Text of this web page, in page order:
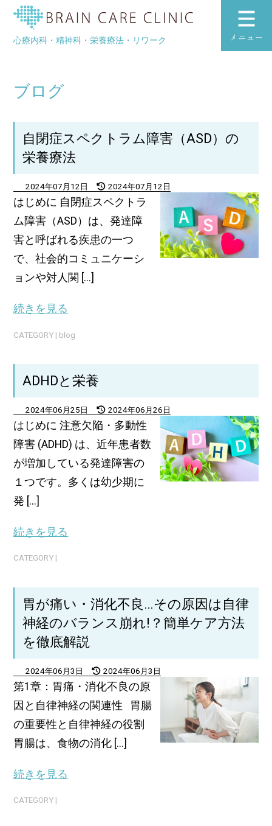
ブレインケア
心療内科・精神科・栄養療法・リワーク
ブログ
自閉症スペクトラム障害（ASD）の
栄養療法
2024年07月12日 2024年07月12日
はじめに 自閉症スペクトラ
ム障害（ASD）は、発達障
害と呼ばれる疾患の一つ
で、社会的コミュニケーシ
ョンや対人関 [...]
続きを見る
CATEGORY | blog
ADHDと栄養
2024年06月25日 2024年06月26日
はじめに 注意欠陥・多動性
障害 (ADHD) は、近年患者数
が増加している発達障害の
１つです。多くは幼少期に
発 [...]
続きを見る
CATEGORY |
胃が痛い・消化不良…その原因は自律
神経のバランス崩れ!？簡単ケア方法
を徹底解説
2024年06月3日 2024年06月3日
第1章：胃痛・消化不良の原
因と自律神経の関連性 胃腸
の重要性と自律神経の役割
胃腸は、食物の消化 [...]
続きを見る
CATEGORY |